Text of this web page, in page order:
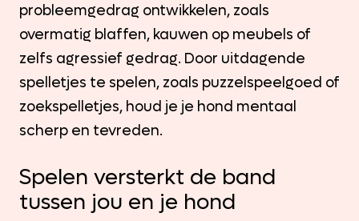
probleemgedrag ontwikkelen, zoals
overmatig blaffen, kauwen op meubels of
zelfs agressief gedrag. Door uitdagende
spelletjes te spelen, zoals puzzelspeelgoed of
zoekspelletjes, houd je je hond mentaal
scherp en tevreden.
Spelen versterkt de band
tussen jou en je hond